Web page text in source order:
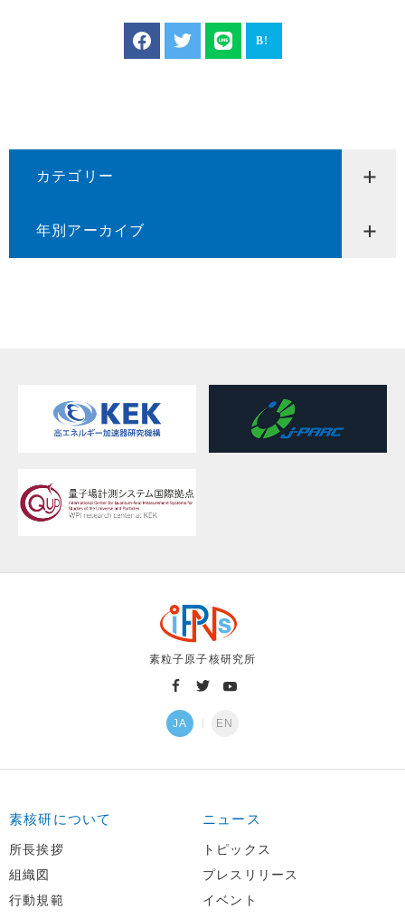
カテゴリー
年別アーカイブ
素粒子原子核研究所
JA EN
素核研について
所長挨拶
組織図
行動規範
ニュース
トピックス
プレスリリース
イベント